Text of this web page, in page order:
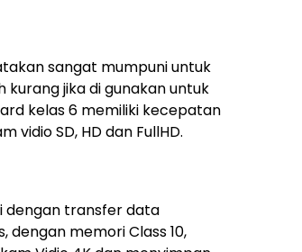
sangat mumpuni untuk
jika di gunakan untuk
kelas 6 memiliki kecepatan
vidio SD, HD dan FullHD.
dengan transfer data
memori Class 10,